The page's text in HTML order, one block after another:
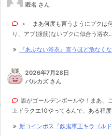
匿名 さん
＞ まあ何度も言うようにプクは
り、アブ(腹筋)ないプクに似合う浴
『あぶない浴衣』言うほど危なく
2026年7月28日
バルカズ さん
誰がゴールデンボールや！まあ、
上ドラクエ10やってるんで、ある程
新コインボス『鉄鬼軍王キラゴル